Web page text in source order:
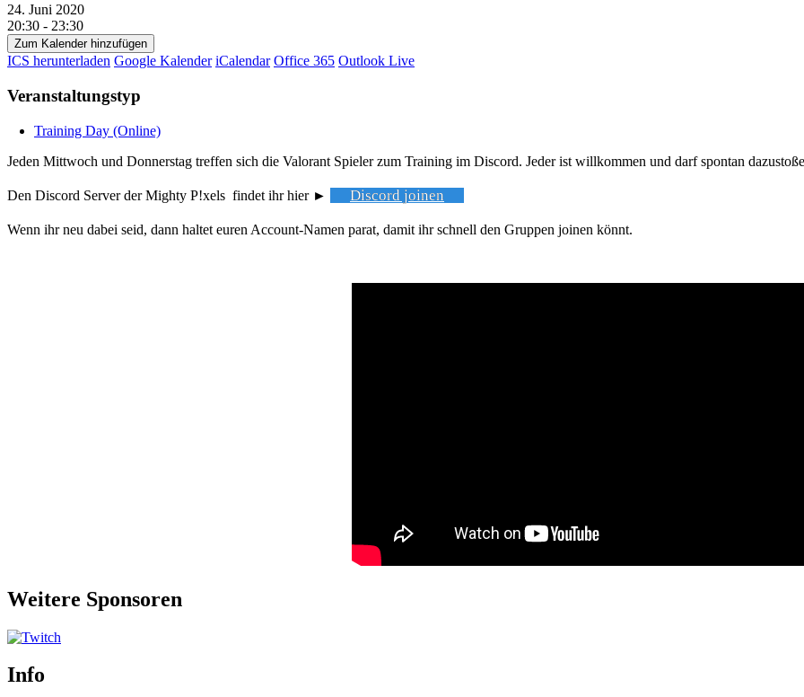
24. Juni 2020
20:30 - 23:30
Zum Kalender hinzufügen
ICS herunterladen Google Kalender iCalendar Office 365 Outlook Live
Veranstaltungstyp
Training Day (Online)
Jeden Mittwoch und Donnerstag treffen sich die Valorant Spieler zum Training im Discord. Jeder ist willkommen und darf spontan
Den Discord Server der Mighty P!xels findet ihr hier ► Discord joinen
Wenn ihr neu dabei seid, dann haltet euren Account-Namen parat, damit ihr schnell den Gruppen joinen könnt.
Weitere Sponsoren
Info